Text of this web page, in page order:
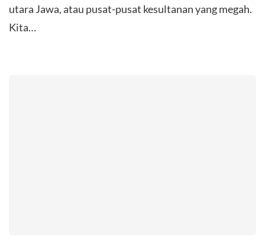
utara Jawa, atau pusat-pusat kesultanan yang megah.
Kita…